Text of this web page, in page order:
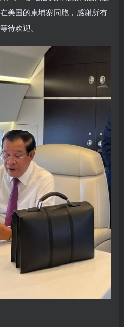
美国的柬埔寨同胞，感谢所有
待欢迎。